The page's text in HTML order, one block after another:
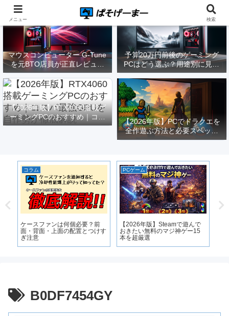
マウスコンピューター G-Tune
を元BTO店員が正直レビュー
｜実際どうなの？
予算20万円前後のゲーミング
PCはどう選ぶ？用途別に見る
構成と注意点【2026年版】
【2026年版】RTX4060搭載ゲ
ーミングPCのおすすめ｜コス
パ最強GPUを自作勢が徹底解
【2026年版】PCでドラクエを
全作遊ぶ方法と必要スペック
｜FF14勢がまとめてみた
コラム
ケースファンは何個必要？前
面・背面・上面の配置とつけす
ぎ注意
PCゲーム
【2026年版】Steamで遊んで
おきたい無料のマジ神ゲー15
本を超厳選
B0DF7454GY
メニュー 検索